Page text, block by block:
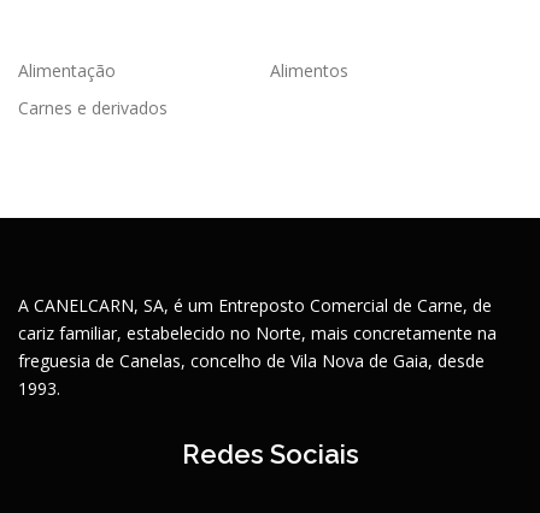
Alimentação
Alimentos
Carnes e derivados
A CANELCARN, SA, é um Entreposto Comercial de Carne, de
cariz familiar, estabelecido no Norte, mais concretamente na
freguesia de Canelas, concelho de Vila Nova de Gaia, desde
1993.
Redes Sociais